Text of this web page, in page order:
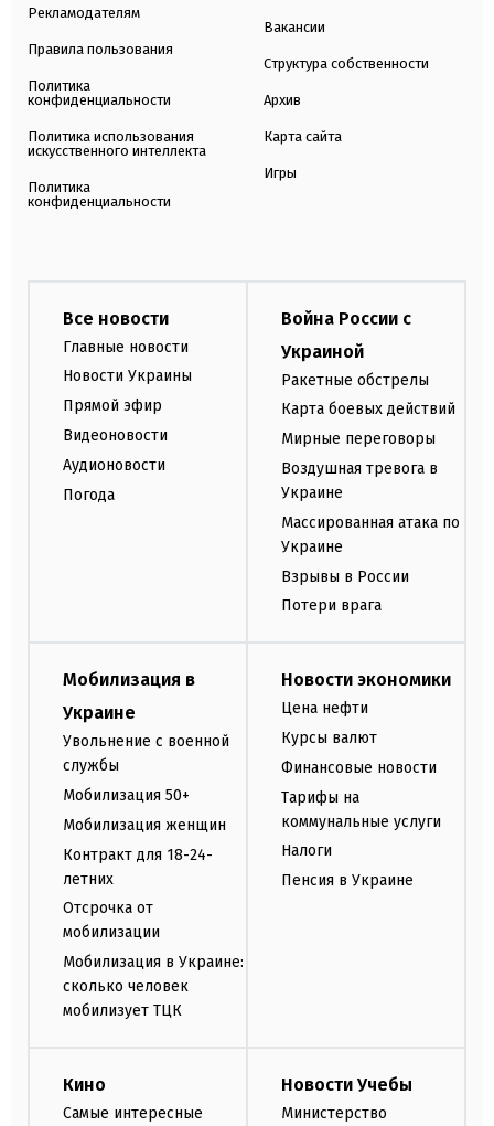
Рекламодателям
Правила пользования
Политика
конфиденциальности
Политика использования
искусственного интеллекта
Политика
конфиденциальности
Вакансии
Структура собственности
Архив
Карта сайта
Игры
Все новости
Главные новости
Новости Украины
Прямой эфир
Видеоновости
Аудионовости
Погода
Война России с
Украиной
Ракетные обстрелы
Карта боевых действий
Мирные переговоры
Воздушная тревога в
Украине
Массированная атака по
Украине
Взрывы в России
Потери врага
Мобилизация в
Украине
Увольнение с военной
службы
Мобилизация 50+
Мобилизация женщин
Контракт для 18-24-
летних
Отсрочка от
мобилизации
Мобилизация в Украине:
сколько человек
мобилизует ТЦК
Новости экономики
Цена нефти
Курсы валют
Финансовые новости
Тарифы на
коммунальные услуги
Налоги
Пенсия в Украине
Кино
Самые интересные
Новости Учебы
Министерство